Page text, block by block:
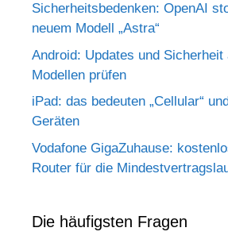
Sicherheitsbedenken: OpenAI
neuem Modell „Astra“
Android: Updates und Sicherheit
Modellen prüfen
iPad: das bedeuten „Cellular“
Geräten
Vodafone GigaZuhause:
Router für die
Die häufigsten Fragen